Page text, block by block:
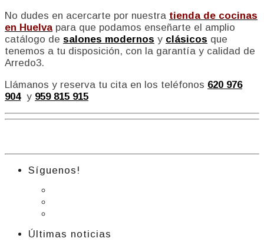
No dudes en acercarte por nuestra tienda de cocinas
en Huelvapara que podamos enseñarte el amplio
catálogo de salones modernos y clásicos que
tenemos a tu disposición, con la garantía y calidad de
Arredo3.
Llámanos y reserva tu cita en los teléfonos 620 976
904y 959 815 915
Síguenos!
Últimas noticias